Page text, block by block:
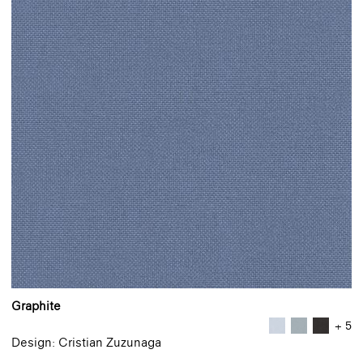
Graphite
+ 5
Design: Cristian Zuzunaga